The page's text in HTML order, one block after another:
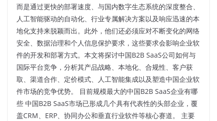
而是通过更快的部署速度、与国内数字生态系统的深度整合、
人工智能驱动的自动化、行业专属解决方案以及响应迅速的本
地化支持来脱颖而出。此外，他们还必须应对不断变化的网络
安全、数据治理和个人信息保护要求，这些要求会影响企业软
件的开发和部署方式。本文将探讨中国B2B SaaS公司如何与
国际平台竞争，分析其产品战略、本地化、合规性、客户获
取、渠道合作、定价模式、人工智能集成以及塑造中国企业软
件市场的竞争优势。 目前规模最大的中国B2B SaaS企业有哪
些 中国B2B SaaS市场已形成几个具有代表性的头部企业，覆
盖CRM、ERP、协同办公和垂直行业软件等核心赛道。 主要